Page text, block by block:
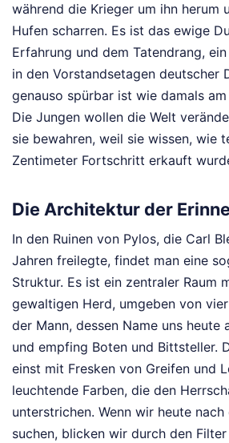
während die Krieger um ihn herum
Hufen scharren. Es ist das ewige
Erfahrung und dem Tatendrang,
in den Vorstandsetagen deutscher
genauso spürbar ist wie damals
Die Jungen wollen die Welt
sie bewahren, weil sie wissen, wie
Zentimeter Fortschritt erkauft
Die Architektur der
In den Ruinen von Pylos, die Carl
Jahren freilegte, findet man eine
Struktur. Es ist ein zentraler Raum
gewaltigen Herd, umgeben von
der Mann, dessen Name uns heute
und empfing Boten und Bittsteller.
einst mit Fresken von Greifen und
leuchtende Farben, die den
unterstrichen. Wenn wir heute
suchen, blicken wir durch den